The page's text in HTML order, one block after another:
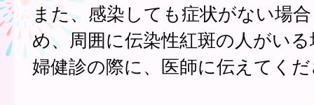
また、感染しても症状がない場
め、周囲に伝染性紅斑の人がい
婦健診の際に、医師に伝えてく